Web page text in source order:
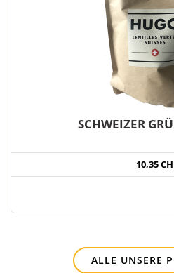
SCHWEIZER
10,35
ALLE UNSERE